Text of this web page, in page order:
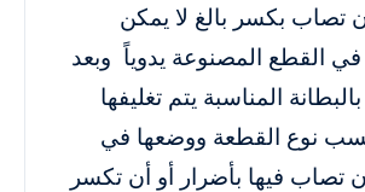
تصاب بكسر بالغ لا يمكن
القطع المصنوعة يدوياً وبعد
المناسبة يتم تغليفها
نوع القطعة ووضعها في
تصاب فيها بأضرار أو أن تكسر